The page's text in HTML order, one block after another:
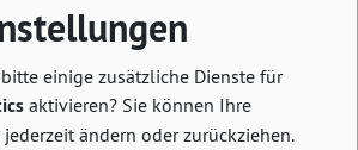
Cookies
einige zusätzliche Dienste für
aktivieren? Sie können Ihre
ändern oder zurückziehen.